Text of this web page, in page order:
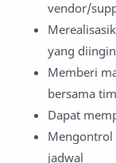
vendor/
yang
Memberi
bersama
Dapat
Mengontrol
jadwal